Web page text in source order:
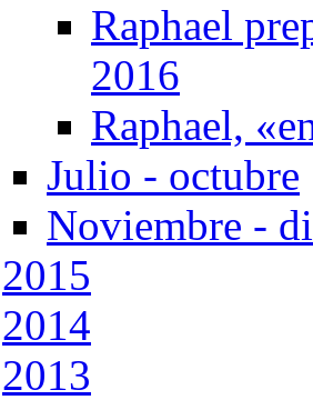
Raphael
2016
Raphael,
Julio - octubre
Noviembre -
2015
2014
2013